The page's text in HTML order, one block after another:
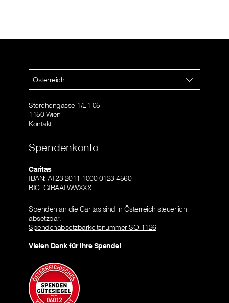
Österreich
Storchengasse 1/E1 05
1150 Wien
Kontakt
Spendenkonto
Caritas
IBAN: AT23 2011 1000 0123 4560
BIC: GIBAATWWXXX
Spenden an die Caritas sind in Österreich steuerlich
absetzbar.
Spendenabsetzbarkeitsnummer SO-1126
Vielen Dank für Ihre Spende!